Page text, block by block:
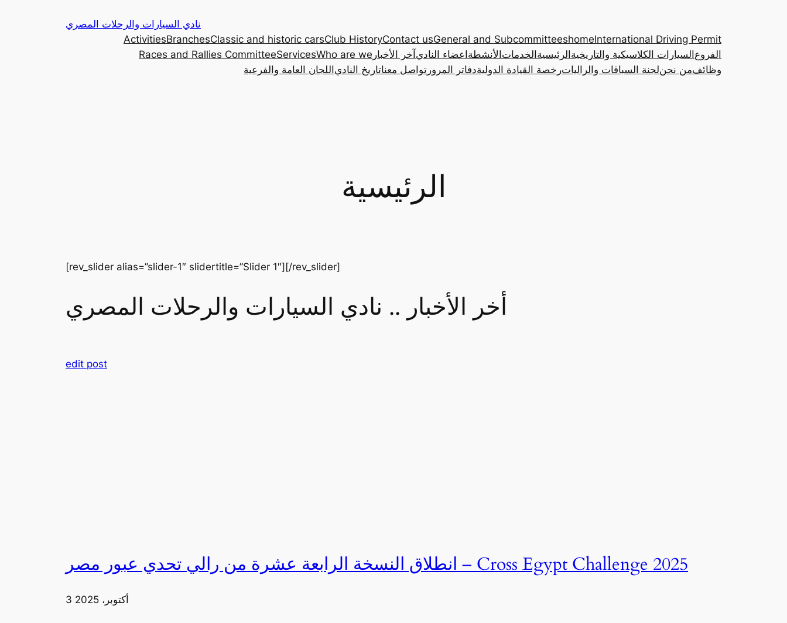
نادي السيارات والرحلات المصري
ActivitiesBranchesClassic and historic carsClub HistoryContact usGeneral and SubcommitteeshomeInternational Driving Permit
Races and Rallies CommitteeServicesWho are we آخر الأخبار اعضاء النادي الأنشطة الخدمات الرئيسية السيارات الكلاسيكية والتاريخية الفروع
اللجان العامة والفرعية تاريخ الناديتواصل معنا دفاتر المروررخصة القيادة الدوليةلجنة السباقات والرالياتمن نحنوظائف
الرئيسية
[rev_slider alias=”slider-1″ slidertitle=”Slider 1″][/rev_slider]
أخر الأخبار .. نادي السيارات والرحلات المصري
edit post
انطلاق النسخة الرابعة عشرة من رالي تحدي عبور مصر – Cross Egypt Challenge 2025
3 أكتوبر، 2025